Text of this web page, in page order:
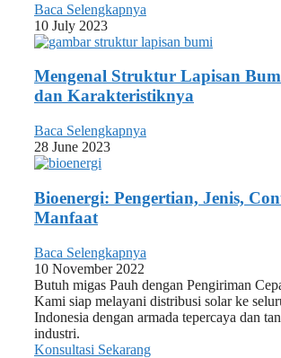
Baca Selengkapnya
10 July 2023
Mengenal Struktur Lapisan
dan Karakteristiknya
Baca Selengkapnya
28 June 2023
Bioenergi: Pengertian, Jenis,
Manfaat
Baca Selengkapnya
10 November 2022
Butuh migas Pauh dengan Pengiriman
Kami siap melayani distribusi solar ke
Indonesia dengan armada tepercaya dan
industri.
Konsultasi Sekarang